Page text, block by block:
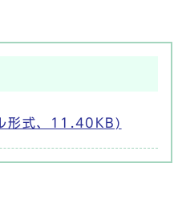
形式、11.40KB)